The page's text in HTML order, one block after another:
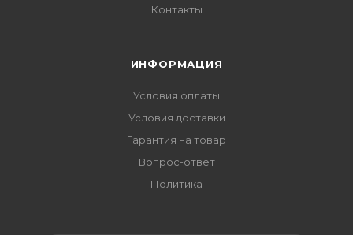
Контакты
ИНФОРМАЦИЯ
Условия оплаты
Условия доставки
Гарантия на товар
Вопрос-ответ
Политика